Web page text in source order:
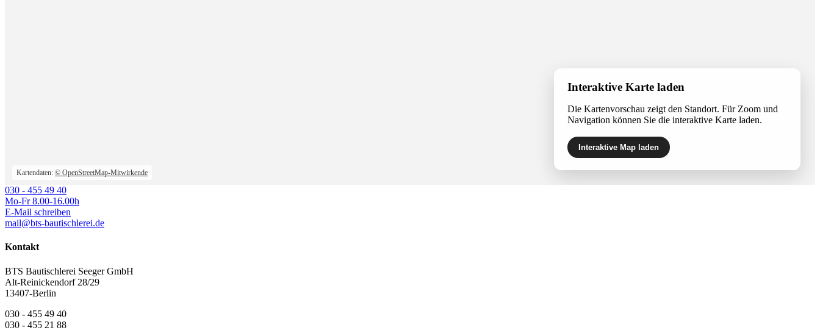
Interaktive Karte laden
Die Kartenvorschau zeigt den Standort. Für Zoom und
Navigation können Sie die interaktive Karte laden.
Interaktive Map laden
Kartendaten: © OpenStreetMap-Mitwirkende
030 - 455 49 40
Mo-Fr 8.00-16.00h
E-Mail schreiben
mail@bts-bautischlerei.de
Kontakt
BTS Bautischlerei Seeger GmbH
Alt-Reinickendorf 28/29
13407-Berlin
030 - 455 49 40
030 - 455 21 88